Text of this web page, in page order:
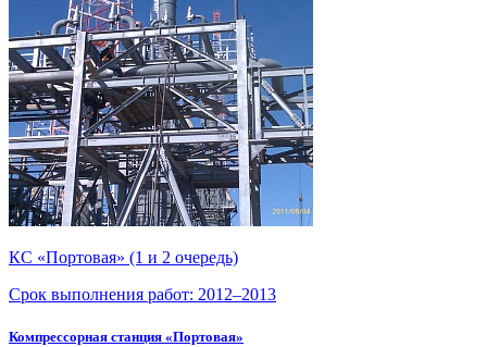
КС «Портовая» (1 и 2 очередь)
Срок выполнения работ: 2012–2013
Компрессорная станция «Портовая»